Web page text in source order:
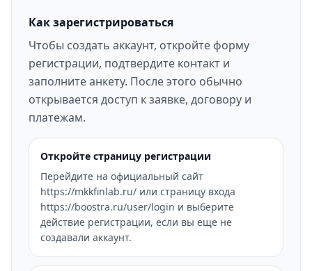
Как зарегистрироваться
Чтобы создать аккаунт, откройте форму
регистрации, подтвердите контакт и
заполните анкету. После этого обычно
открывается доступ к заявке, договору и
платежам.
Откройте страницу регистрации
Перейдите на официальный сайт
https://mkkfinlab.ru/ или страницу входа
https://boostra.ru/user/login и выберите
действие регистрации, если вы еще не
создавали аккаунт.